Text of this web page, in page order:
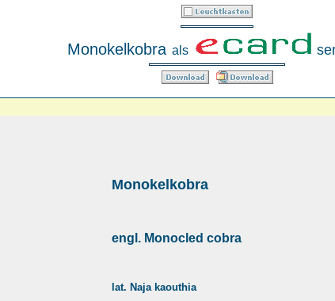
Monokelkobra als
Monokelkobra
engl. Monocled cobra
lat. Naja kaouthia